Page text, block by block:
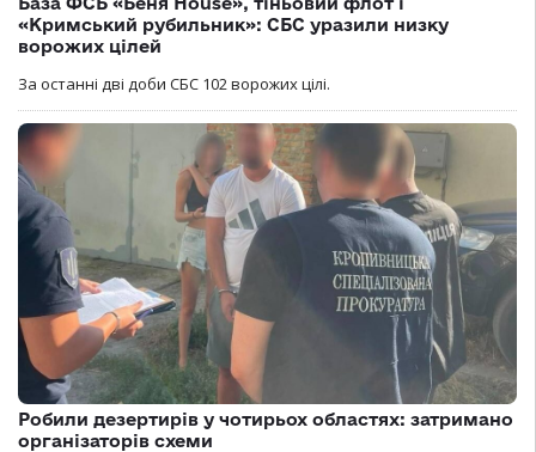
«Кримський рубильник»: СБС уразили низку
ворожих цілей
За останні дві доби СБС 102 ворожих цілі.
Робили дезертирів у чотирьох областях: затримано
організаторів схеми